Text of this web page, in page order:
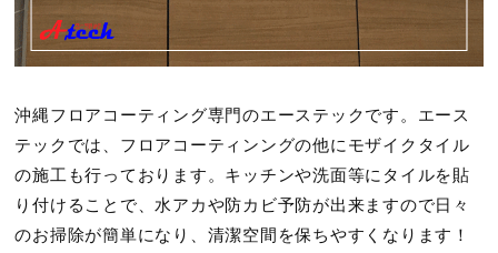
沖縄フロアコーティング専門のエーステックです。エース
テックでは、フロアコーティンングの他にモザイクタイル
の施工も行っております。キッチンや洗面等にタイルを貼
り付けることで、水アカや防カビ予防が出来ますので日々
のお掃除が簡単になり、清潔空間を保ちやすくなります！